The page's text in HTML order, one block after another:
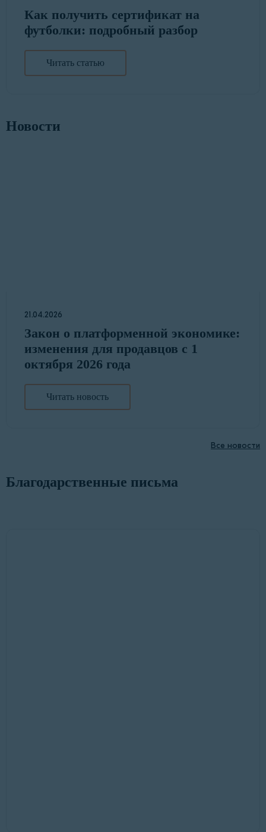
Как получить сертификат на
футболки: подробный разбор
Читать статью
Новости
21.04.2026
Закон о платформенной экономике:
изменения для продавцов с 1
октября 2026 года
Читать новость
Все новости
Благодарственные письма